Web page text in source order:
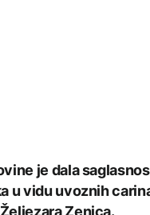
je dala
u vidu uvoznih
Zenica.